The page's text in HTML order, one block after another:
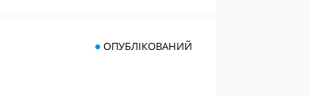
ОПУБЛІКОВАНИЙ